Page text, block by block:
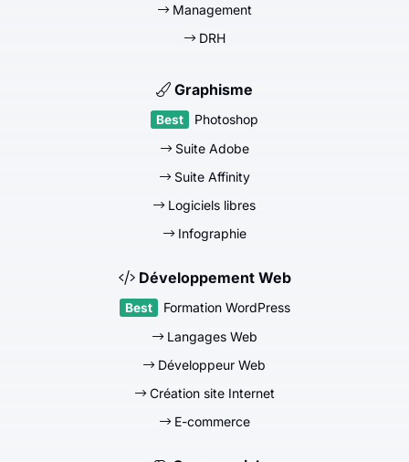
Management
DRH
Graphisme
Photoshop
Suite Adobe
Suite Affinity
Logiciels libres
Infographie
Développement Web
Formation WordPress
Langages Web
Développeur Web
Création site Internet
E-commerce